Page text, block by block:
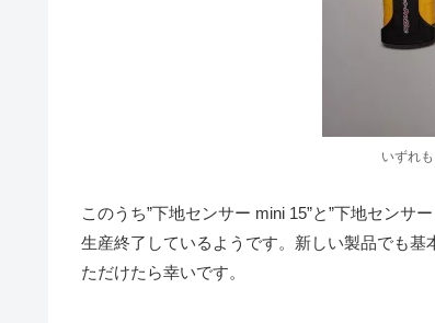
いずれ
このうち”下地センサー mini 15”と”下地センサ
生産終了しているようです。新しい製品でも
ただけたら幸いです。